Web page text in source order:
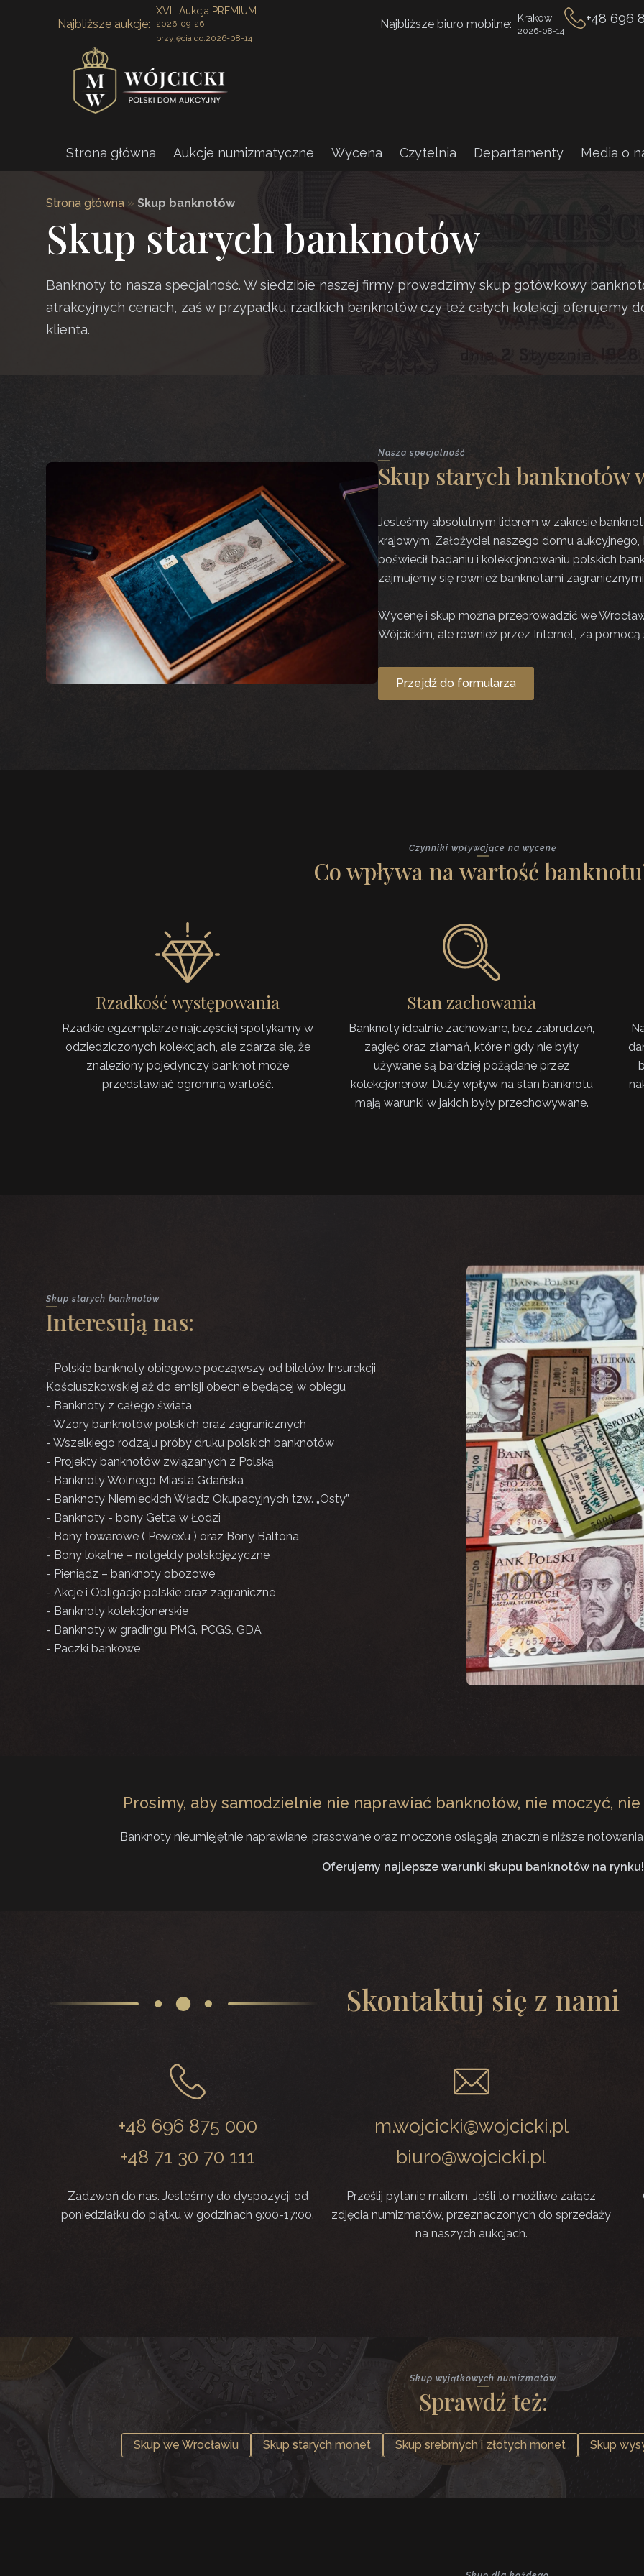
Najbliższe aukcje:
XVIII Aukcja PREMIUM
2026-09-26
przyjęcia do:2026-08-14
Najbliższe biuro mobilne: Kraków
2026-08-14
+48 696
Strona główna Aukcje numizmatyczne Wycena Czytelnia Departamenty Media o
Strona główna » Skup banknotów
Skup starych banknotów
Banknoty to nasza specjalność. W siedzibie naszej firmy prowadzimy skup gotówkowy
atrakcyjnych cenach, zaś w przypadku rzadkich banknotów czy też całych kolekcji oferujemy
klienta.
Nasza specjalność
Skup starych banknotów
Jesteśmy absolutnym liderem w zakresie
krajowym. Założyciel naszego domu
poświecił badaniu i kolekcjonowaniu polskich
zajmujemy się również banknotami
Wycenę i skup można przeprowadzić we
Wójcickim, ale również przez Internet, za
Przejdź do formularza
Czynniki wpływające na wycenę
Co wpływa na wartość
Rzadkość występowania
Rzadkie egzemplarze najczęściej spotykamy w
odziedziczonych kolekcjach, ale zdarza się, że
znaleziony pojedynczy banknot może
przedstawiać ogromną wartość.
Stan zachowania
Banknoty idealnie zachowane, bez zabrudzeń,
zagięć oraz złamań, które nigdy nie były
używane są bardziej pożądane przez
kolekcjonerów. Duży wpływ na stan banknotu
mają warunki w jakich były przechowywane.
Skup starych banknotów
Interesują nas:
- Polskie banknoty obiegowe począwszy od biletów Insurekcji
Kościuszkowskiej aż do emisji obecnie będącej w obiegu
- Banknoty z całego świata
- Wzory banknotów polskich oraz zagranicznych
- Wszelkiego rodzaju próby druku polskich banknotów
- Projekty banknotów związanych z Polską
- Banknoty Wolnego Miasta Gdańska
- Banknoty Niemieckich Władz Okupacyjnych tzw. „Osty”
- Banknoty - bony Getta w Łodzi
- Bony towarowe ( Pewex’u ) oraz Bony Baltona
- Bony lokalne – notgeldy polskojęzyczne
- Pieniądz – banknoty obozowe
- Akcje i Obligacje polskie oraz zagraniczne
- Banknoty kolekcjonerskie
- Banknoty w gradingu PMG, PCGS, GDA
- Paczki bankowe
Prosimy, aby samodzielnie nie naprawiać banknotów, nie moczyć,
Banknoty nieumiejętnie naprawiane, prasowane oraz moczone osiągają znacznie niższe
Oferujemy najlepsze warunki skupu banknotów na rynku!
Skontaktuj się z nami
+48 696 875 000
+48 71 30 70 111
m.wojcicki@wojcicki.pl
biuro@wojcicki.pl
Zadzwoń do nas. Jesteśmy do dyspozycji od
poniedziałku do piątku w godzinach 9:00-17:00.
Prześlij pytanie mailem. Jeśli to możliwe załącz
zdjęcia numizmatów, przeznaczonych do sprzedaży
na naszych aukcjach.
Skup wyjątkowych numizmatów
Sprawdź też:
Skup we Wrocławiu Skup starych monet Skup srebrnych i złotych monet Skup